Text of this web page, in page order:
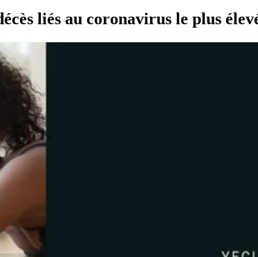
liés au coronavirus le plus